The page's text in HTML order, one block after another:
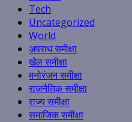
Tech
Uncategorized
World
अपराध समीक्षा
खेल समीक्षा
मनोरंजन समीक्षा
राजनैतिक समीक्षा
राज्य समीक्षा
समाजिक समीक्षा